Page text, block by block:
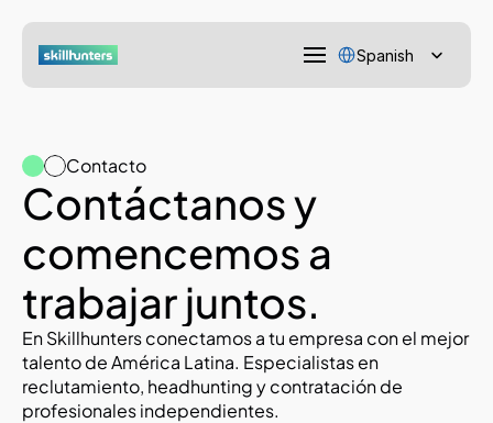
Spanish
Contacto
Contáctanos y
comencemos a
trabajar juntos.
En Skillhunters conectamos a tu empresa con el mejor
talento de América Latina. Especialistas en
reclutamiento, headhunting y contratación de
profesionales independientes.